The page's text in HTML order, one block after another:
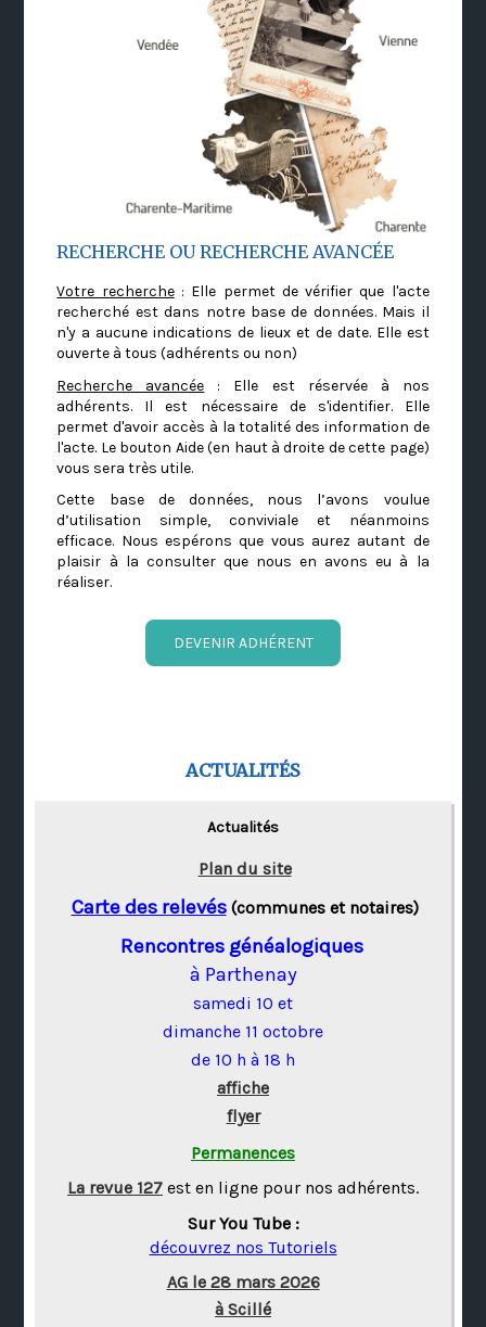
RECHERCHE OU RECHERCHE AVANCÉE
Votre recherche: Elle permet de vérifier que l'acte
recherché est dans notre base de données. Mais il
n'y a aucune indications de lieux et de date. Elle est
ouverte à tous (adhérents ou non)
Recherche avancée : Elle est réservée à nos
adhérents. Il est nécessaire de s'identifier. Elle
permet d'avoir accès à la totalité des information de
l'acte. Le bouton Aide (en haut à droite de cette page)
vous sera très utile.
Cette base de données, nous l’avons voulue
d’utilisation simple, conviviale et néanmoins
efficace. Nous espérons que vous aurez autant de
plaisir à la consulter que nous en avons eu à la
réaliser.
DEVENIR ADHÉRENT
ACTUALITÉS
Actualités
Plan du site
Carte des relevés(communes et notaires)
Rencontres généalogiques
à Parthenay
samedi 10 et
dimanche 11 octobre
de 10 h à 18 h
affiche
flyer
Permanences
La revue 127 est en ligne pour nos adhérents.
Sur You Tube :
découvrez nos Tutoriels
AG le 28 mars 2026
à Scillé